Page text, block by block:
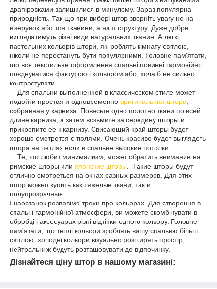
драпіровками залишилися в минулому. Зараз популярна
природність. Так що при виборі штор зверніть увагу не на
візерунок або тон тканини, а на її структуру. Дуже добре
виглядатимуть різні види натуральних тканин. А легкі,
пастельних кольорів штори, які роблять кімнату світлою,
ніколи не перестануть бути популярними. Головне пам'ятати,
що все текстильне оформлення спальні повинні гармонійно
поєднуватися фактурою і кольором або, хоча б не сильно
контрастувати.
Для спальни выполненной в классическом стиле может
подойти простая и одновременно оригинальная штора
собранная у карниза. Повесьте одно полотно ткани по всей
длине карниза, а затем возьмите за середину шторы и
прикрепите ее к карнизу. Свисающий край шторы будет
хорошо смотрется с тюлями. Очень красиво будет выглядеть
штора на петлях если в спальне высокие потолки.
Те, кто любит минимализм, может обратить внимание на
римские шторы или японские шторы . Такие шторы будут
отлично смотреться на окнах разных размеров. Для этих
штор можно купить как тяжелые ткани, так и
полупрозрачные.
І наостанок розповімо трохи про кольорах. Для створення в
спальні гармонійної атмосфери, ви можете скомбінувати в
обробці і аксесуарах різні відтінки одного кольору. Головне
пам'ятати, що теплі кольори зроблять вашу спальню більш
світлою, холодні кольори візуально розширять простір,
нейтральні ж будуть розташовувати до відпочинку.
Дізнайтеся ціну штор в нашому магазині: